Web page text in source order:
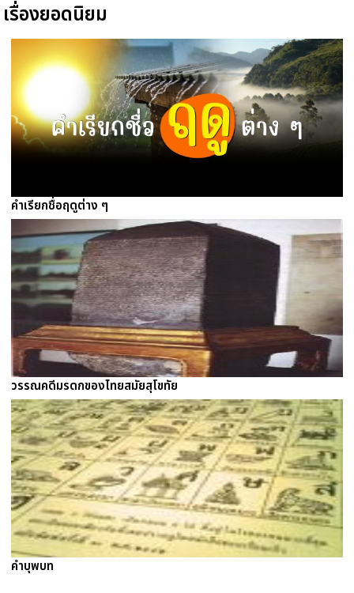
เรื่องยอดนิยม
คำเรียกชื่อฤดูต่าง ๆ
วรรณคดีมรดกของไทยสมัยสุโขทัย
คำบุพบท